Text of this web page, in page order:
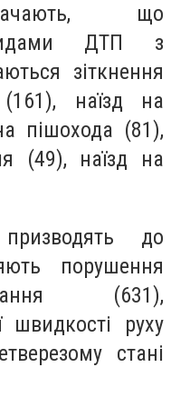
що
ДТП з
зіткнення
(161), наїзд на
пішохода (81),
(49), наїзд на
до
порушення
(631),
швидкості руху
стані